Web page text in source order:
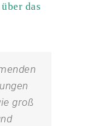
das
groß